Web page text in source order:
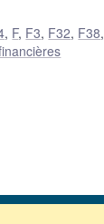
, F, F3, F32, F38,